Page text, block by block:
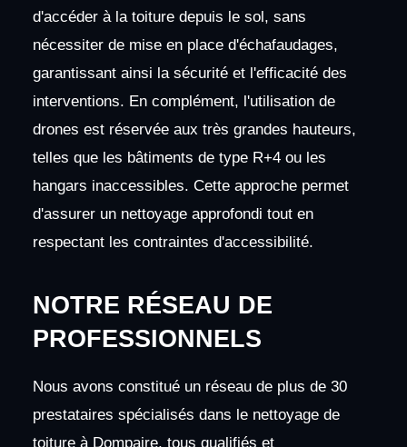
d'accéder à la toiture depuis le sol, sans
nécessiter de mise en place d'échafaudages,
garantissant ainsi la sécurité et l'efficacité des
interventions. En complément, l'utilisation de
drones est réservée aux très grandes hauteurs,
telles que les bâtiments de type R+4 ou les
hangars inaccessibles. Cette approche permet
d'assurer un nettoyage approfondi tout en
respectant les contraintes d'accessibilité.
NOTRE RÉSEAU DE
PROFESSIONNELS
Nous avons constitué un réseau de plus de 30
prestataires spécialisés dans le nettoyage de
toiture à Dompaire, tous qualifiés et